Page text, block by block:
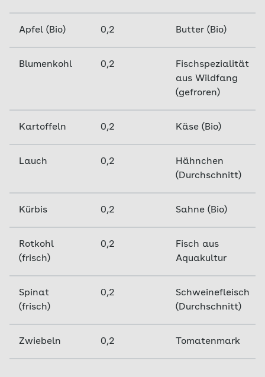
Apfel (Bio) 0,2 Butter (Bio)
Blumenkohl 0,2
Fischspezialität
aus Wildfang
(gefroren)
Kartoffeln 0,2 Käse (Bio)
Lauch 0,2
Hähnchen
(Durchschnitt)
Kürbis 0,2 Sahne (Bio)
Rotkohl
(frisch)
0,2
Fisch aus
Aquakultur
Spinat
(frisch)
0,2
Schweinefleisch
(Durchschnitt)
Zwiebeln 0,2 Tomatenmark